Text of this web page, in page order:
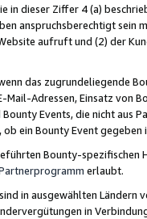
in dieser Ziffer 4 (a)
anspruchsberechtigt sein
aufruft und (2) der
das zugrundeliegende
Adressen, Einsatz von
Events, die nicht
ein Bounty Event
Bounty-spezifischen
erlaubt.
in ausgewählten Ländern
in